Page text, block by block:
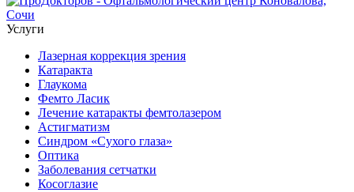
Услуги
Лазерная коррекция зрения
Катаракта
Глаукома
Фемто Ласик
Лечение катаракты фемтолазером
Астигматизм
Синдром «Сухого глаза»
Оптика
Заболевания сетчатки
Косоглазие